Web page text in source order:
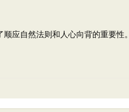
应自然法则和人心向背的重要性。